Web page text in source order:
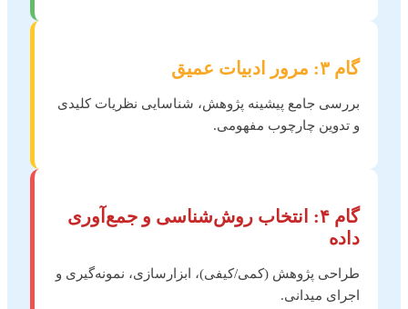
گام ۳: مرور ادبیات عمیق
بررسی جامع پیشینه پژوهش، شناسایی نظریات کلیدی
و تدوین چارچوب مفهومی.
گام ۴: انتخاب روش‌شناسی و جمع‌آوری
داده
طراحی پژوهش (کمی/کیفی)، ابزارسازی، نمونه‌گیری و
اجرای میدانی.